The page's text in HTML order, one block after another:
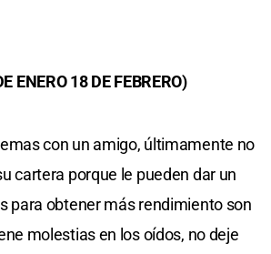
ENERO 18 DE FEBRERO)
con un amigo, últimamente no
cartera porque le pueden dar un
para obtener más rendimiento son
molestias en los oídos, no deje